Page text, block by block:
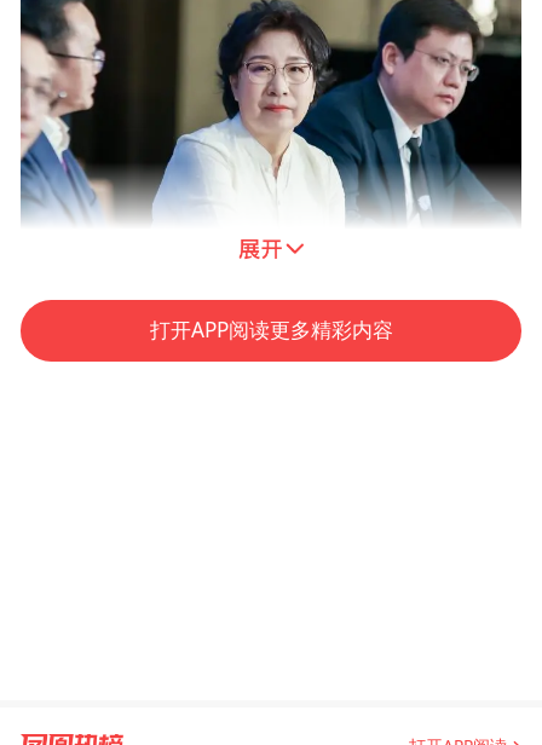
李雪敏 国家文旅部乡村公共文化服务研究院专业
打开APP阅读更多精彩内容